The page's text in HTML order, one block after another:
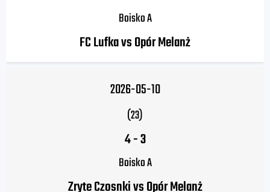
Boisko A
FC Lufka vs Opór Melanż
2026-05-10
(23)
4-3
Boisko A
Zryte Czosnki vs Opór Melanż